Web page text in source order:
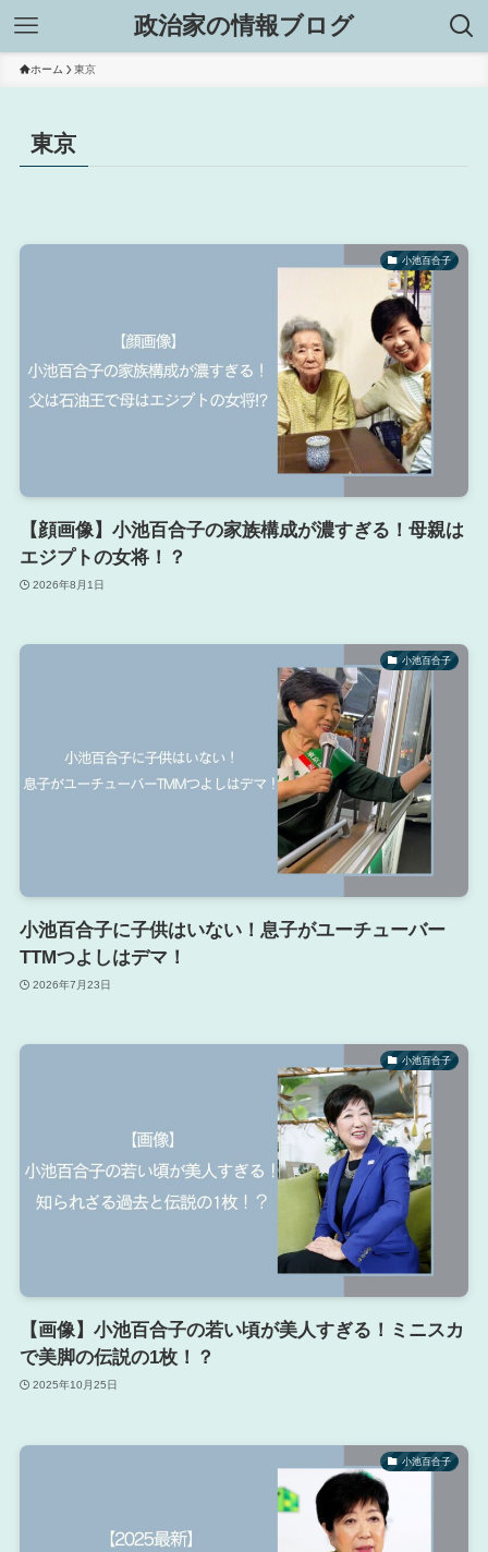
政治家の情報ブログ
ホーム 東京
東京
小池百合子
【顔画像】小池百合子の家族構成が濃すぎる！母親は
エジプトの女将！？
2026年8月1日
小池百合子
小池百合子に子供はいない！息子がユーチューバー
TTMつよしはデマ！
2026年7月23日
小池百合子
【画像】小池百合子の若い頃が美人すぎる！ミニスカ
で美脚の伝説の1枚！？
2025年10月25日
小池百合子